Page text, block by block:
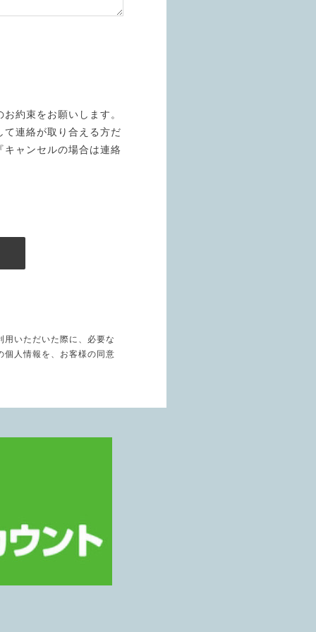
約束をお願いします。
連絡が取り合える方だ
ャンセルの場合は連絡
いただいた際に、必要な
個人情報を、お客様の同意